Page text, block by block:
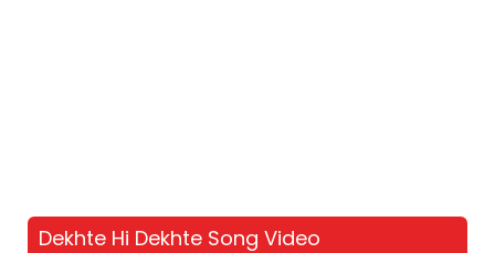
Dekhte Hi Dekhte Song Video